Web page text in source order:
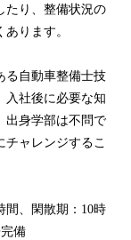
たり、整備状況の
ります。
る自動車整備士技
入社後に必要な知
出身学部は不問で
チャレンジするこ
間、閑散期：10時
備